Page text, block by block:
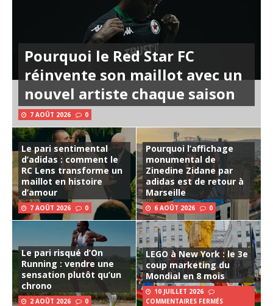
Pourquoi le Red Star FC
réinvente son maillot avec un
nouvel artiste chaque saison
7 AOÛT 2026 0
Le pari sentimental
d’adidas : comment le
RC Lens transforme un
maillot en histoire
d’amour
7 AOÛT 2026 0
Pourquoi l’affichage
monumental de
Zinedine Zidane par
adidas est de retour à
Marseille
6 AOÛT 2026 0
Le pari risqué d’On
Running : vendre une
sensation plutôt qu’un
chrono
2 AOÛT 2026 0
LEGO à New York : le 3e
coup marketing du
Mondial en 8 mois
10 JUILLET 2026
COMMENTAIRES FERMÉS